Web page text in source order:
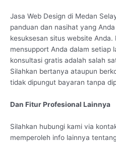
Jasa Web Design di Medan
panduan dan nasihat yang
kesuksesan situs website
mensupport Anda dalam setiap
konsultasi gratis adalah salah
Silahkan bertanya ataupun
tidak dipungut bayaran tanpa
Dan Fitur Profesional Lainnya
Silahkan hubungi kami via
memperoleh info lainnya